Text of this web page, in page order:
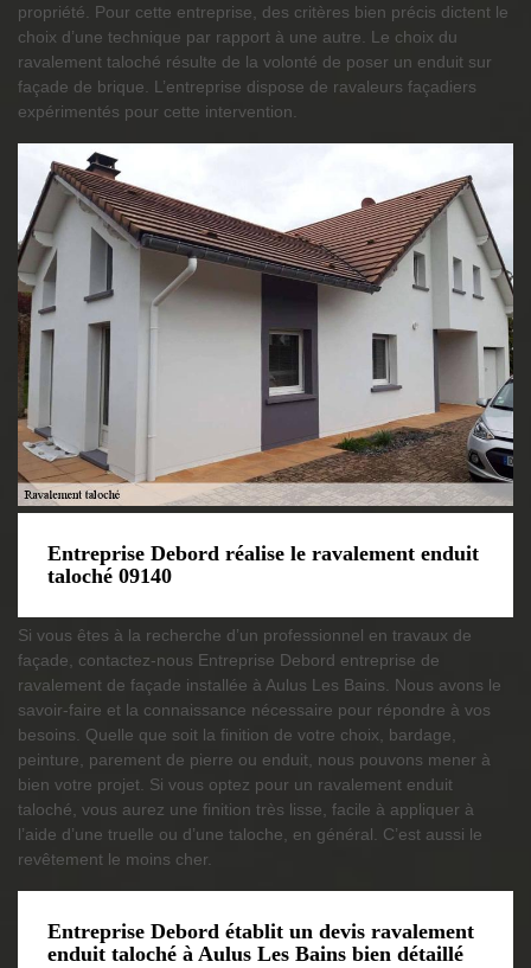
propriété. Pour cette entreprise, des critères bien précis dictent le
choix d’une technique par rapport à une autre. Le choix du
ravalement taloché résulte de la volonté de poser un enduit sur
façade de brique. L’entreprise dispose de ravaleurs façadiers
expérimentés pour cette intervention.
Entreprise Debord réalise le ravalement enduit
taloché 09140
Si vous êtes à la recherche d’un professionnel en travaux de
façade, contactez-nous Entreprise Debord entreprise de
ravalement de façade installée à Aulus Les Bains. Nous avons le
savoir-faire et la connaissance nécessaire pour répondre à vos
besoins. Quelle que soit la finition de votre choix, bardage,
peinture, parement de pierre ou enduit, nous pouvons mener à
bien votre projet. Si vous optez pour un ravalement enduit
taloché, vous aurez une finition très lisse, facile à appliquer à
l’aide d’une truelle ou d’une taloche, en général. C’est aussi le
revêtement le moins cher.
Entreprise Debord établit un devis ravalement
enduit taloché à Aulus Les Bains bien détaillé